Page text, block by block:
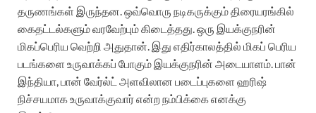
தருணங்கள் இருந்தன. ஒவ்வொரு நடிகருக்கும் திரையரங்கில்
கைதட்டல்களும் வரவேற்பும் கிடைத்தது. ஒரு இயக்குநரின்
மிகப்பெரிய வெற்றி அதுதான். இது எதிர்காலத்தில் மிகப் பெரிய
படங்களை உருவாக்கப் போகும் இயக்குநரின் அடையாளம். பான்
இந்தியா, பான் வேர்ல்ட் அளவிலான படைப்புகளை ஹரிஷ்
நிச்சயமாக உருவாக்குவார் என்ற நம்பிக்கை எனக்கு